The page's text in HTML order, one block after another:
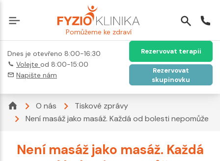
Pomůžeme ke zdraví
Dnes je otevřeno 8:00-16:30
Volejte od 8:00-15:00
Napište nám
Rezervovat terapii
Rezervovat
skupinovku
O nás
Tiskové zprávy
Není masáž jako masáž. Každá od bolesti nepomůže
Není masáž jako masáž. Každá